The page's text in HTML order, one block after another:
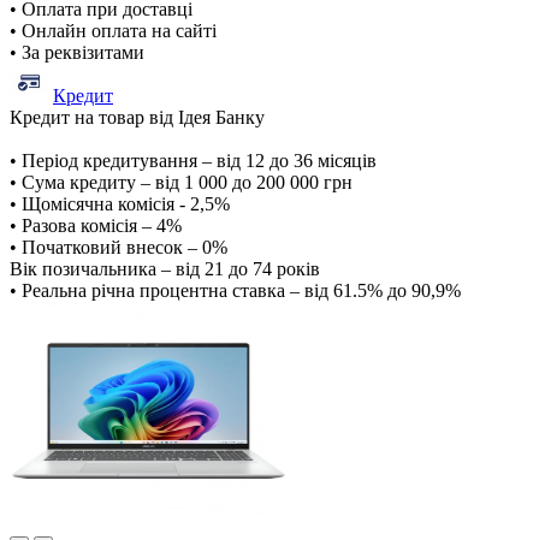
• Оплата при доставці
• Онлайн оплата на сайті
• За реквізитами
Кредит
Кредит на товар від Ідея Банку
• Період кредитування – від 12 до 36 місяців
• Сума кредиту – від 1 000 до 200 000 грн
• Щомісячна комісія - 2,5%
• Разова комісія – 4%
• Початковий внесок – 0%
Вік позичальника – від 21 до 74 років
• Реальна річна процентна ставка – від 61.5% до 90,9%